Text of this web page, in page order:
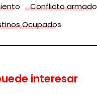
Conflicto armado
Ocupados
interesar